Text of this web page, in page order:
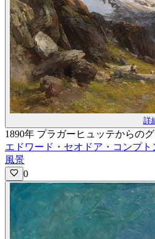
詳
1890年 プラガーヒュッテからの
エドワード・セオドア・コンプト
風景
0